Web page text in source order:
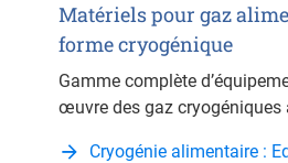
Matériels pour gaz
forme cryogénique
Gamme complète
œuvre des gaz cryogéniques
Cryogénie alimentaire :